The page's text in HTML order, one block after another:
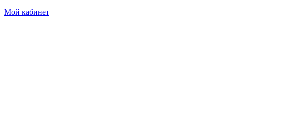
Мой кабинет